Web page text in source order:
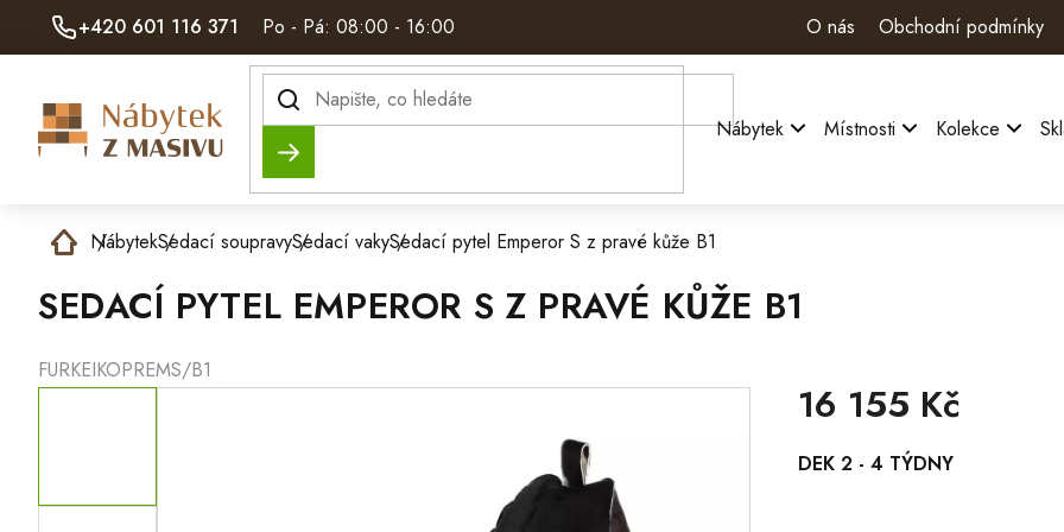
+420 601 116 371 Po - Pá: 08:00 - 16:00 O nás Obchodní podmínky
Hledat Nábytek Místnosti Kolekce
DomůNábytekSedací soupravySedací vakySedací pytel Emperor S z pravé kůže B1
SEDACÍ PYTEL EMPEROR S Z PRAVÉ KŮŽE B1
FURKEIKOPREMS/B1
16 155 Kč
cena:
DEK 2 - 4 TÝDNY